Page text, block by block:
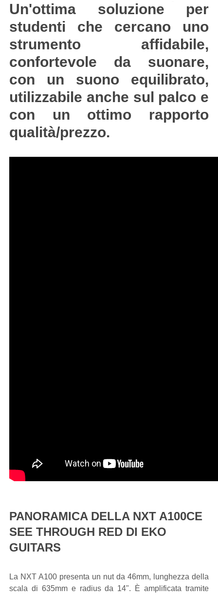
Un'ottima soluzione per
studenti che cercano uno
strumento affidabile,
confortevole da suonare,
con un suono equilibrato,
utilizzabile anche sul palco e
con un ottimo rapporto
qualità/prezzo.
PANORAMICA DELLA NXT A100CE
SEE THROUGH RED DI EKO
GUITARS
La NXT A100 presenta un nut da 46mm, lunghezza della
scala di 635mm e radius da 14". È amplificata tramite